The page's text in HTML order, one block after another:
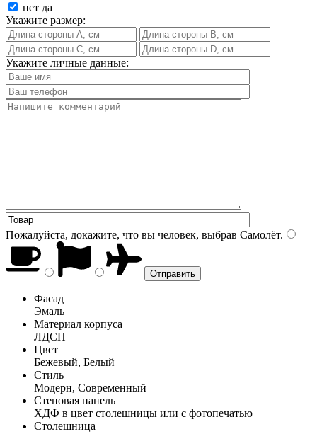
нет да
Укажите размер:
Укажите личные данные:
Пожалуйста, докажите, что вы человек, выбрав Самолёт.
Фасад
Эмаль
Материал корпуса
ЛДСП
Цвет
Бежевый, Белый
Стиль
Модерн, Современный
Стеновая панель
ХДФ в цвет столешницы или с фотопечатью
Столешница